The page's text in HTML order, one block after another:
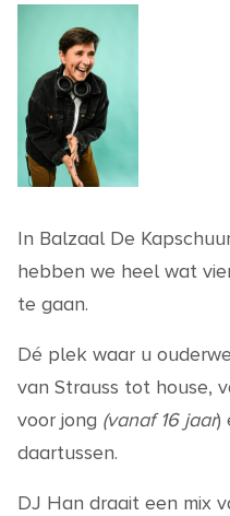
In Balzaal De
hebben we heel wat
te gaan.
Dé plek waar u
van Strauss tot house,
voor jong (vanaf 16 jaar)
daartussen.
DJ Han draait een mix